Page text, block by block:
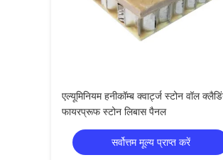
एल्यूमिनियम हनीकॉम्ब क्वार्ट्ज स्टोन वॉल
फायरप्रूफ स्टोन लिबास पैनल
सर्वोत्तम मूल्य प्राप्त करें